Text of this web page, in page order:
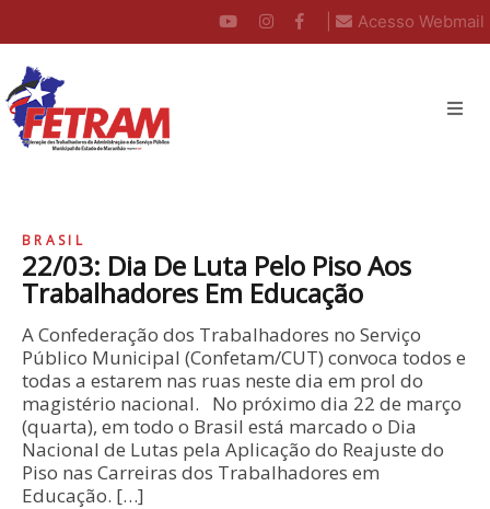
Acesso Webmail
BRASIL
22/03: Dia De Luta Pelo Piso Aos
Trabalhadores Em Educação
A Confederação dos Trabalhadores no Serviço
Público Municipal (Confetam/CUT) convoca todos e
todas a estarem nas ruas neste dia em prol do
magistério nacional. No próximo dia 22 de março
(quarta), em todo o Brasil está marcado o Dia
Nacional de Lutas pela Aplicação do Reajuste do
Piso nas Carreiras dos Trabalhadores em
Educação. […]